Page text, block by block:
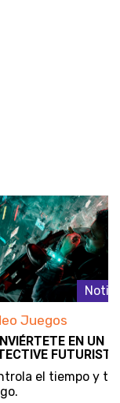
Juegos
EN UN
EL MODO
Y LA FECHA DE
DE
el tiempo y tu